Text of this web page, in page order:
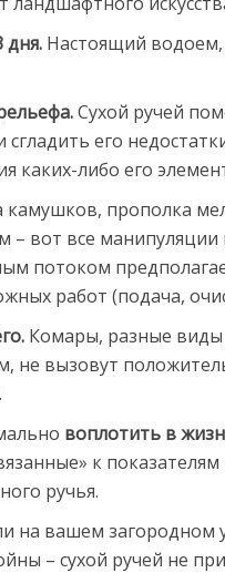
дня. Настоящий водоем,
Сухой ручей
его
каких-либо его
камушков, прополка
– вот все
потоком
работ (подача,
Комары, разные
не вызовут
воплотить в
к
ручья.
на вашем загородном
– сухой ручей не